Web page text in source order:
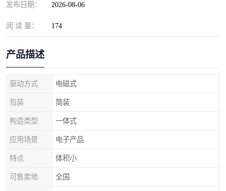
发布日期： 2026-08-06
阅 读 量： 174
产品描述
驱动方式 电磁式
包装 简装
构造类型 一体式
应用场景 电子产品
特点 体积小
可售卖地 全国